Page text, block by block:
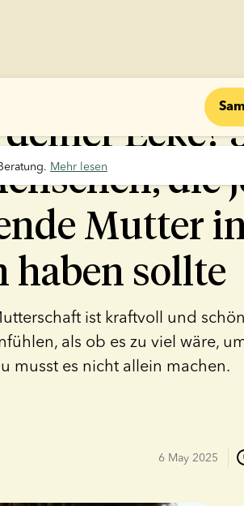
Mehr lesen
Ecke?
die
Mutter
haben sollte
ist kraftvoll und
als ob es zu viel wäre,
musst es nicht allein machen.
6 May 2025